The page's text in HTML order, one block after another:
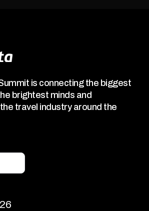
is connecting the biggest
brightest minds and
travel industry around the